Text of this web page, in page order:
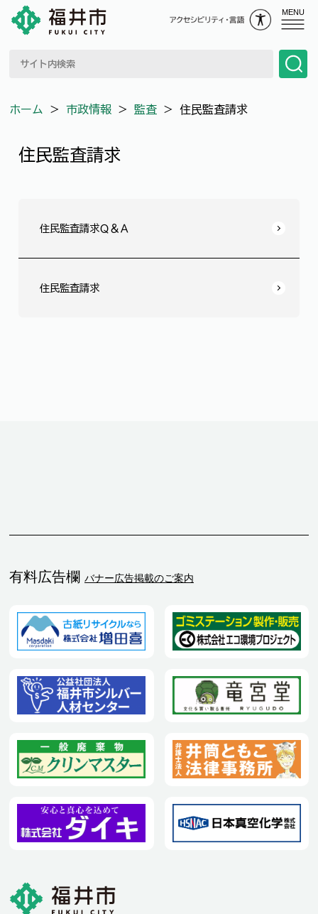
MENU
ホーム ＞ 市政情報 ＞ 監査 ＞ 住民監査請求
住民監査請求
住民監査請求Ｑ＆Ａ
住民監査請求
有料広告欄 バナー広告掲載のご案内